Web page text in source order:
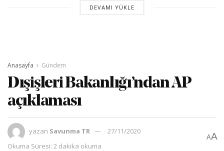
DEVAMI YÜKLE
Anasayfa Gündem
Dışişleri Bakanlığı’ndan AP
açıklaması
yazan Savunma TR
27/11/2020
Okuma Süresi: 2 dakika okuma
AA